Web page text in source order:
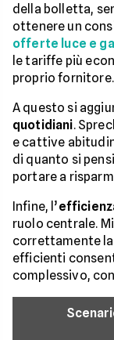
della bolletta,
ottenere un
offerte luce e
le tariffe più
proprio fornitore.
A questo si
quotidiani.
e cattive
di quanto si
portare a
Infine, l’
ruolo centrale.
correttamente
efficienti
complessivo,